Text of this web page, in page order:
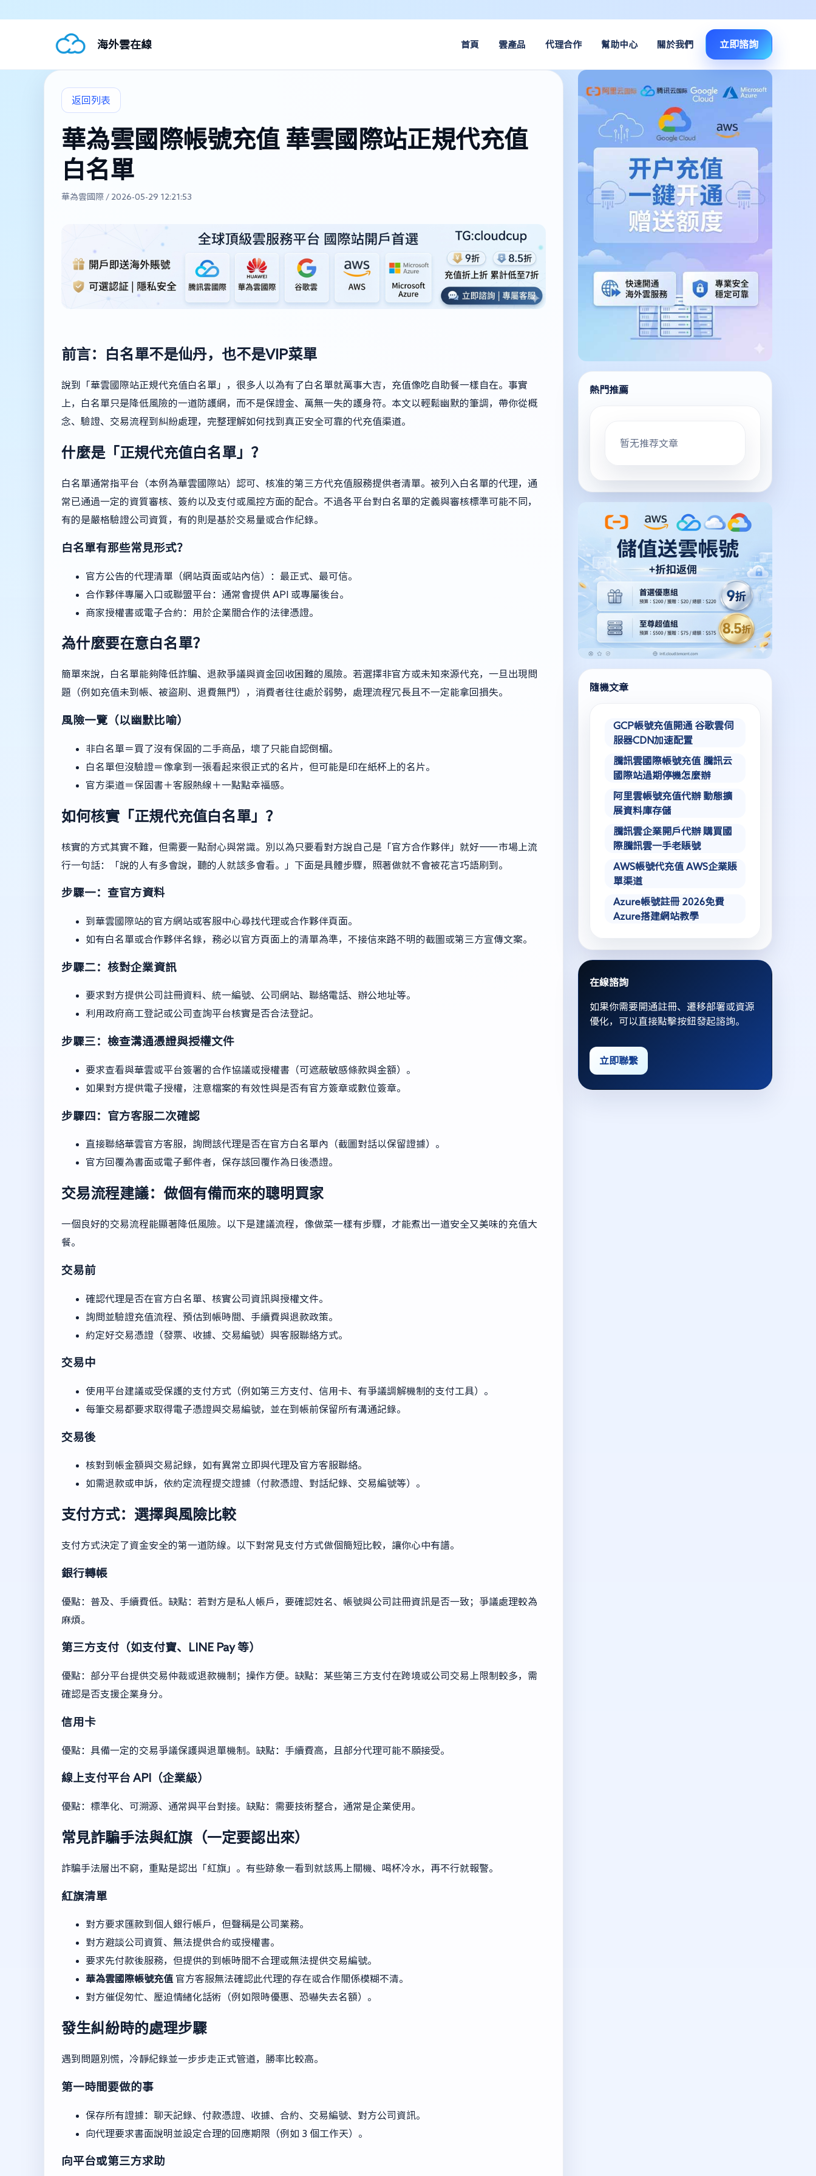
海外雲在線 首頁 雲產品 代理合作 幫助中心 關於我們 立即諮詢
返回列表
華為雲國際帳號充值 華雲國際站正規代充值
白名單
華為雲國際 / 2026-05-29 12:21:53
前言：白名單不是仙丹，也不是VIP菜單
說到「華雲國際站正規代充值白名單」，很多人以為有了白名單就萬事大吉，充值像吃自助餐一樣自在。事實
上，白名單只是降低風險的一道防護網，而不是保證金、萬無一失的護身符。本文以輕鬆幽默的筆調，帶你從概
念、驗證、交易流程到糾紛處理，完整理解如何找到真正安全可靠的代充值渠道。
什麼是「正規代充值白名單」？
白名單通常指平台（本例為華雲國際站）認可、核准的第三方代充值服務提供者清單。被列入白名單的代理，通
常已通過一定的資質審核、簽約以及支付或風控方面的配合。不過各平台對白名單的定義與審核標準可能不同，
有的是嚴格驗證公司資質，有的則是基於交易量或合作紀錄。
白名單有那些常見形式？
官方公告的代理清單（網站頁面或站內信）：最正式、最可信。
合作夥伴專屬入口或聯盟平台：通常會提供 API 或專屬後台。
商家授權書或電子合約：用於企業間合作的法律憑證。
為什麼要在意白名單？
簡單來說，白名單能夠降低詐騙、退款爭議與資金回收困難的風險。若選擇非官方或未知來源代充，一旦出現問
題（例如充值未到帳、被盜刷、退費無門），消費者往往處於弱勢，處理流程冗長且不一定能拿回損失。
風險一覽（以幽默比喻）
非白名單＝買了沒有保固的二手商品，壞了只能自認倒楣。
白名單但沒驗證＝像拿到一張看起來很正式的名片，但可能是印在紙杯上的名片。
官方渠道＝保固書＋客服熱線＋一點點幸福感。
如何核實「正規代充值白名單」？
核實的方式其實不難，但需要一點耐心與常識。別以為只要看對方說自己是「官方合作夥伴」就好——市場上流
行一句話：「說的人有多會說，聽的人就該多會看。」下面是具體步驟，照著做就不會被花言巧語刷到。
步驟一：查官方資料
到華雲國際站的官方網站或客服中心尋找代理或合作夥伴頁面。
如有白名單或合作夥伴名錄，務必以官方頁面上的清單為準，不接信來路不明的截圖或第三方宣傳文案。
步驟二：核對企業資訊
要求對方提供公司註冊資料、統一編號、公司網站、聯絡電話、辦公地址等。
利用政府商工登記或公司查詢平台核實是否合法登記。
步驟三：檢查溝通憑證與授權文件
要求查看與華雲或平台簽署的合作協議或授權書（可遮蔽敏感條款與金額）。
如果對方提供電子授權，注意檔案的有效性與是否有官方簽章或數位簽章。
步驟四：官方客服二次確認
直接聯絡華雲官方客服，詢問該代理是否在官方白名單內（截圖對話以保留證據）。
官方回覆為書面或電子郵件者，保存該回覆作為日後憑證。
交易流程建議：做個有備而來的聰明買家
一個良好的交易流程能顯著降低風險。以下是建議流程，像做菜一樣有步驟，才能煮出一道安全又美味的充值大
餐。
交易前
確認代理是否在官方白名單、核實公司資訊與授權文件。
詢問並驗證充值流程、預估到帳時間、手續費與退款政策。
約定好交易憑證（發票、收據、交易編號）與客服聯絡方式。
交易中
使用平台建議或受保護的支付方式（例如第三方支付、信用卡、有爭議調解機制的支付工具）。
每筆交易都要求取得電子憑證與交易編號，並在到帳前保留所有溝通記錄。
交易後
核對到帳金額與交易記錄，如有異常立即與代理及官方客服聯絡。
如需退款或申訴，依約定流程提交證據（付款憑證、對話紀錄、交易編號等）。
支付方式：選擇與風險比較
支付方式決定了資金安全的第一道防線。以下對常見支付方式做個簡短比較，讓你心中有譜。
銀行轉帳
優點：普及、手續費低。缺點：若對方是私人帳戶，要確認姓名、帳號與公司註冊資訊是否一致；爭議處理較為
麻煩。
第三方支付（如支付寶、LINE Pay 等）
優點：部分平台提供交易仲裁或退款機制；操作方便。缺點：某些第三方支付在跨境或公司交易上限制較多，需
確認是否支援企業身分。
信用卡
優點：具備一定的交易爭議保護與退單機制。缺點：手續費高，且部分代理可能不願接受。
線上支付平台 API（企業級）
優點：標準化、可溯源、通常與平台對接。缺點：需要技術整合，通常是企業使用。
常見詐騙手法與紅旗（一定要認出來）
詐騙手法層出不窮，重點是認出「紅旗」。有些跡象一看到就該馬上關機、喝杯冷水，再不行就報警。
紅旗清單
對方要求匯款到個人銀行帳戶，但聲稱是公司業務。
對方避談公司資質、無法提供合約或授權書。
要求先付款後服務，但提供的到帳時間不合理或無法提供交易編號。
華為雲國際帳號充值 官方客服無法確認此代理的存在或合作關係模糊不清。
對方催促匆忙、壓迫情緒化話術（例如限時優惠、恐嚇失去名額）。
發生糾紛時的處理步驟
遇到問題別慌，冷靜紀錄並一步步走正式管道，勝率比較高。
第一時間要做的事
保存所有證據：聊天記錄、付款憑證、收據、合約、交易編號、對方公司資訊。
向代理要求書面說明並設定合理的回應期限（例如 3 個工作天）。
向平台或第三方求助
熱門推薦
暂无推荐文章
隨機文章
GCP帳號充值開通 谷歌雲伺
服器CDN加速配置
騰訊雲國際帳號充值 騰訊云
國際站過期停機怎麼辦
阿里雲帳號充值代辦 動態擴
展資料庫存儲
騰訊雲企業開戶代辦 購買國
際騰訊雲一手老賬號
AWS帳號代充值 AWS企業賬
單渠道
Azure帳號註冊 2026免費
Azure搭建網站教學
在線諮詢
如果你需要開通註冊、遷移部署或資源
優化，可以直接點擊按鈕發起諮詢。
立即聯繫